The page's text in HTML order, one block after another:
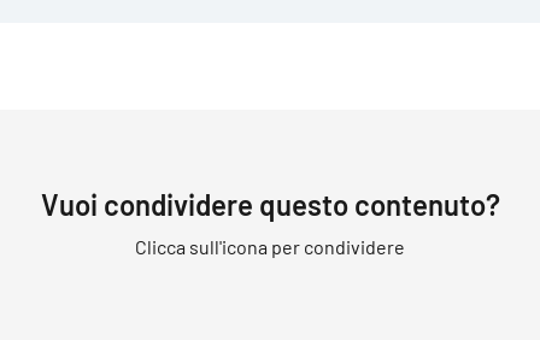
Vuoi condividere questo contenuto?
Clicca sull'icona per condividere